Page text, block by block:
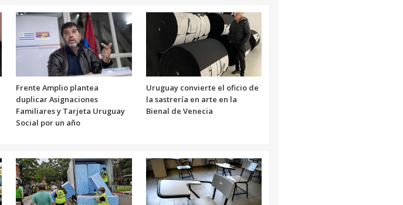
Frente Amplio plantea
duplicar Asignaciones
Familiares y Tarjeta Uruguay
Social por un año
Uruguay convierte el oficio de
la sastrería en arte en la
Bienal de Venecia